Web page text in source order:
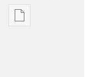
Khetho